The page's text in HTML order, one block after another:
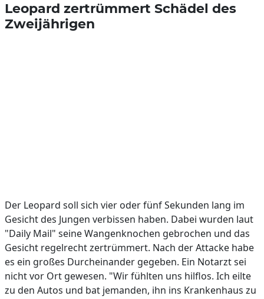
Leopard zertrümmert Schädel des
Zweijährigen
Der Leopard soll sich vier oder fünf Sekunden lang im
Gesicht des Jungen verbissen haben. Dabei wurden laut
"Daily Mail" seine Wangenknochen gebrochen und das
Gesicht regelrecht zertrümmert. Nach der Attacke habe
es ein großes Durcheinander gegeben. Ein Notarzt sei
nicht vor Ort gewesen. "Wir fühlten uns hilflos. Ich eilte
zu den Autos und bat jemanden, ihn ins Krankenhaus zu